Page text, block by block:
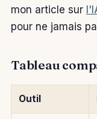
mon article sur
pour ne jamais
Tableau
Outil